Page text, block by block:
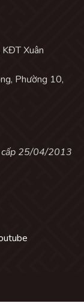
Xuân
Phường 10,
25/04/2013